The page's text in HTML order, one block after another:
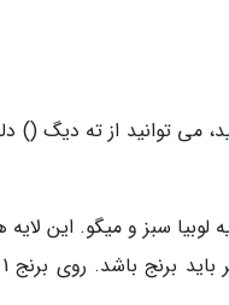
می توانید از ته دیگ ()
سبز و میگو. این لایه